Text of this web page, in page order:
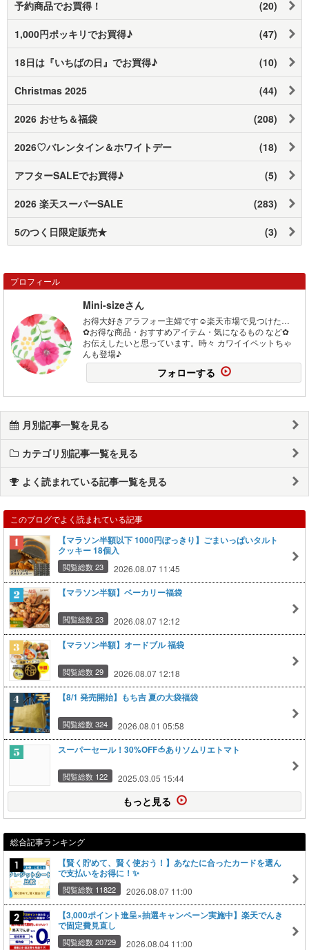
予約商品でお買得！ (20)
1,000円ポッキリでお買得♪ (47)
18日は『いちばの日』でお買得♪ (10)
Christmas 2025 (44)
2026 おせち＆福袋 (208)
2026♡バレンタイン＆ホワイトデー (18)
アフターSALEでお買得♪ (5)
2026 楽天スーパーSALE (283)
5のつく日限定販売★ (3)
プロフィール
Mini-sizeさん
お得大好きアラフォー主婦です☺楽天市場で見つけた…
✿お得な商品・おすすめアイテム・気になるもの など✿
お伝えしたいと思っています。時々 カワイイペットちゃ
んも登場♪
フォローする
月別記事一覧を見る
カテゴリ別記事一覧を見る
よく読まれている記事一覧を見る
このブログでよく読まれている記事
【マラソン半額以下 1000円ぽっきり】ごまいっぱいタルト
クッキー 18個入
閲覧総数 23 2026.08.07 11:45
【マラソン半額】ベーカリー福袋
閲覧総数 23 2026.08.07 12:12
【マラソン半額】オードブル 福袋
閲覧総数 29 2026.08.07 12:18
【8/1 発売開始】もち吉 夏の大袋福袋
閲覧総数 324 2026.08.01 05:58
スーパーセール！30%OFF🍅ありソムリエトマト
閲覧総数 122 2025.03.05 15:44
もっと見る
総合記事ランキング
【賢く貯めて、賢く使おう！】あなたに合ったカードを選ん
で支払いをお得に！✨
閲覧総数 11822 2026.08.07 11:00
【3,000ポイント進呈×抽選キャンペーン実施中】楽天でんき
で固定費見直し
閲覧総数 20729 2026.08.04 11:00